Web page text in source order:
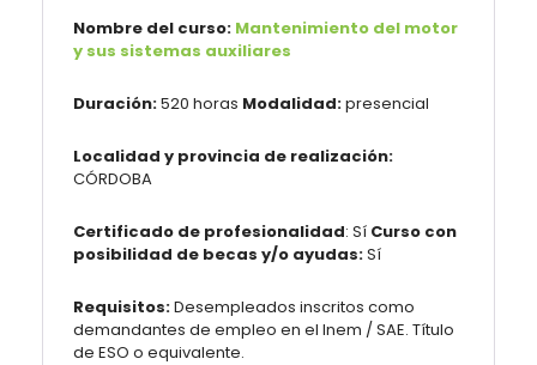
Nombre del curso: Mantenimiento del motor
y sus sistemas auxiliares
Duración:520 horas Modalidad:presencial
Localidad y provincia de realización:
CÓRDOBA
Certificado de profesionalidad: Sí Curso con
posibilidad de becas y/o ayudas:Sí
Requisitos:Desempleados inscritos como
demandantes de empleo en el Inem / SAE. Título
de ESO o equivalente.